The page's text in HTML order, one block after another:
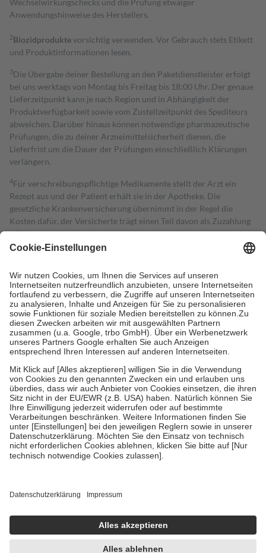
Wechselwirkungschecks und die Prüfung etwaiger
Anwendungshinweise des Herstellers.
2Biozidproduktevorsichtig verwenden. Vor Gebrauch stets Etikett
und Produktinformationen lesen.
3Die Übergabe deiner Bestellung an den Paketdienstleister erfolgt
bei uns werktags von Montag bis Freitag bis 18:00 Uhr. Der genaue
Lieferzeitpunkt kann je nach Region und in Abhängigkeit der
Produktverfügbarkeit sowie vom Zustellzeitpunkt des Spediteurs
abweichen. Darüber hinaus können notwendige pharmazeutische
Prüfungen, die zu deiner Arzneimittelsicherheit dienen, die
Lieferfrist um die Dauer der Prüfungen einschließlich Klärungen
verlängern.
4Für verschreibungspflichtige Medikamente stellt der Arzt ein
Rezept aus und der Patient erhält sie in der Apotheke. Die
gesetzliche Krankenversicherung übernimmt in der Regel die
Kosten dafür, der Versicherte trägt einen Teil davon als Zuzahlung
mit.
Grundsätzlich leisten Mitglieder Zuzahlungen in Höhe von zehn
höchstens zehn Euro.
Es sind jedoch nie mehr als die tatsächlichen
Kosten der Leistung zu entrichten.
Diese Regeln gelten grundsätzlich auch für Online-Apotheken.
Bei Heilmitteln und häuslicher Krankenpflege beträgt die
Zuzahlung zehn Prozent der Kosten sowie zehn Euro je
Verordnung.
Um das Engagement der Versicherten für ihre eigene Gesundheit zu
stärken und die besondere Stellung der Familie zu unterstützen,
fallenkeine Zuzahlungenan bei:
• Kindern und Jugendlichen bis zum vollendeten 18. Lebensjahr
mit Ausnahme der Fahrkosten
• Untersuchungen zur Vorsorge und Früherkennung, die von der
GKV getragen werden
• empfohlenen Schutzimpfungen
• Harn- und Blutteststreifen
getroffen, um sicherzustellen, dass es sich um echte Bewertungen
https://help.etrusted.com/hc/de/articles/4419944605341
Einige Bilder und Inhalte wurden unter Zuhilfenahme künstlicher